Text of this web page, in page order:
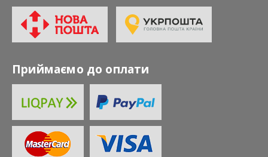
Приймаємо до оплати